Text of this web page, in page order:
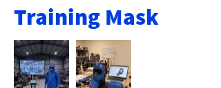
Training Mask